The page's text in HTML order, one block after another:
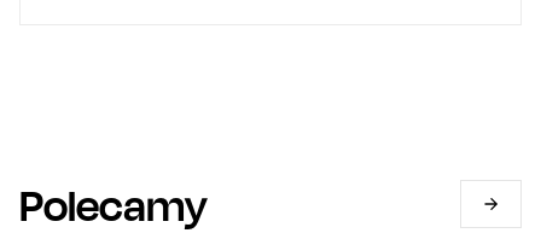
Polecamy